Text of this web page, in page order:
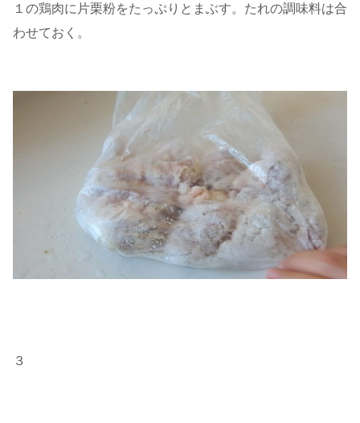
１の鶏肉に片栗粉をたっぷりとまぶす。たれの調味料は合
わせておく。
３